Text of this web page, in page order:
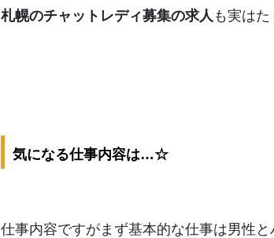
札幌のチャットレディ募集の求人 も実はた
気になる仕事内容は…☆
仕事内容ですがまず基本的な仕事は男性